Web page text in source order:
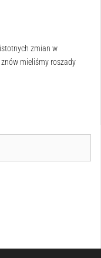
zmian w
znów mieliśmy roszady